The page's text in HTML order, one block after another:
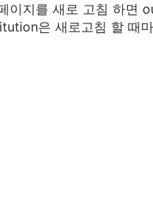
이지를 새로 고침 하면
은 새로고침 할 때마